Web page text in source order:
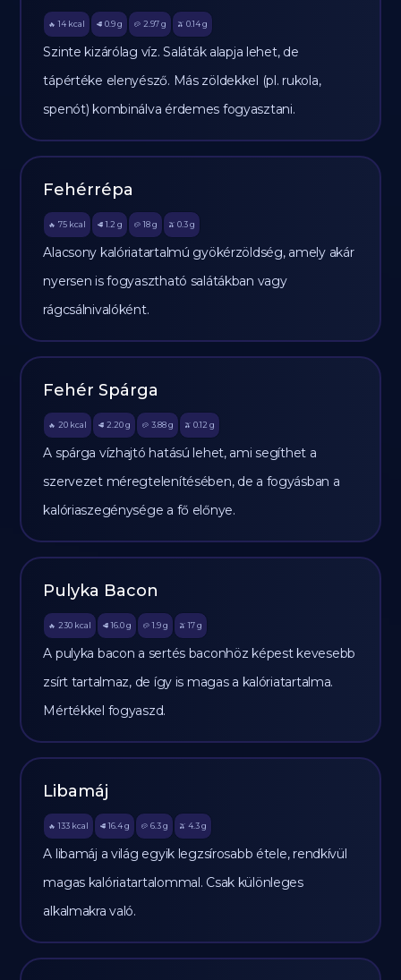
🔥 14 kcal 🥩 0.9 g 🥔 2.97g 🫒 0.14 g
Szinte kizárólag víz. Saláták alapja lehet, de
tápértéke elenyésző. Más zöldekkel (pl. rukola,
spenót) kombinálva érdemes fogyasztani.
Fehérrépa
🔥 75 kcal 🥩 1.2 g 🥔 18g 🫒 0.3 g
Alacsony kalóriatartalmú gyökérzöldség, amely akár
nyersen is fogyasztható salátákban vagy
rágcsálnivalóként.
Fehér Spárga
🔥 20 kcal 🥩 2.20 g 🥔 3.88g 🫒 0.12 g
A spárga vízhajtó hatású lehet, ami segíthet a
szervezet méregtelenítésében, de a fogyásban a
kalóriaszegénysége a fő előnye.
Pulyka Bacon
🔥 230 kcal 🥩 16.0 g 🥔 1.9g 🫒 17 g
A pulyka bacon a sertés baconhöz képest kevesebb
zsírt tartalmaz, de így is magas a kalóriatartalma.
Mértékkel fogyaszd.
Libamáj
🔥 133 kcal 🥩 16.4 g 🥔 6.3g 🫒 4.3 g
A libamáj a világ egyik legzsírosabb étele, rendkívül
magas kalóriatartalommal. Csak különleges
alkalmakra való.